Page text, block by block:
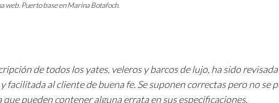
web. Puerto base en Marina Botafoch.
de todos los yates, veleros y barcos de lujo, ha sido
facilitada al cliente de buena fe. Se suponen correctas pero no se
que pueden contener alguna errata en sus especificaciones.